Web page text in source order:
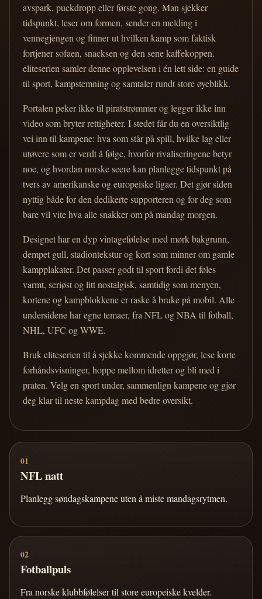
avspark, puckdropp eller første gong. Man sjekker
tidspunkt, leser om formen, sender en melding i
vennegjengen og finner ut hvilken kamp som faktisk
fortjener sofaen, snacksen og den sene kaffekoppen.
eliteserien samler denne opplevelsen i én lett side: en guide
til sport, kampstemning og samtaler rundt store øyeblikk.
Portalen peker ikke til piratstrømmer og legger ikke inn
video som bryter rettigheter. I stedet får du en oversiktlig
vei inn til kampene: hva som står på spill, hvilke lag eller
utøvere som er verdt å følge, hvorfor rivaliseringene betyr
noe, og hvordan norske seere kan planlegge tidspunkt på
tvers av amerikanske og europeiske ligaer. Det gjør siden
nyttig både for den dedikerte supporteren og for deg som
bare vil vite hva alle snakker om på mandag morgen.
Designet har en dyp vintagefølelse med mørk bakgrunn,
dempet gull, stadiontekstur og kort som minner om gamle
kampplakater. Det passer godt til sport fordi det føles
varmt, seriøst og litt nostalgisk, samtidig som menyen,
kortene og kampblokkene er raske å bruke på mobil. Alle
undersidene har egne temaer, fra NFL og NBA til fotball,
NHL, UFC og WWE.
Bruk eliteserien til å sjekke kommende oppgjør, lese korte
forhåndsvisninger, hoppe mellom idretter og bli med i
praten. Velg en sport under, sammenlign kampene og gjør
deg klar til neste kampdag med bedre oversikt.
01
NFL natt
Planlegg søndagskampene uten å miste mandagsrytmen.
02
Fotballpuls
Fra norske klubbfølelser til store europeiske kvelder.